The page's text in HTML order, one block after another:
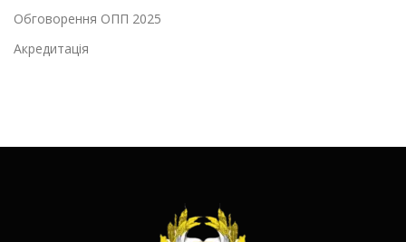
Обговорення ОПП 2025
Акредитація